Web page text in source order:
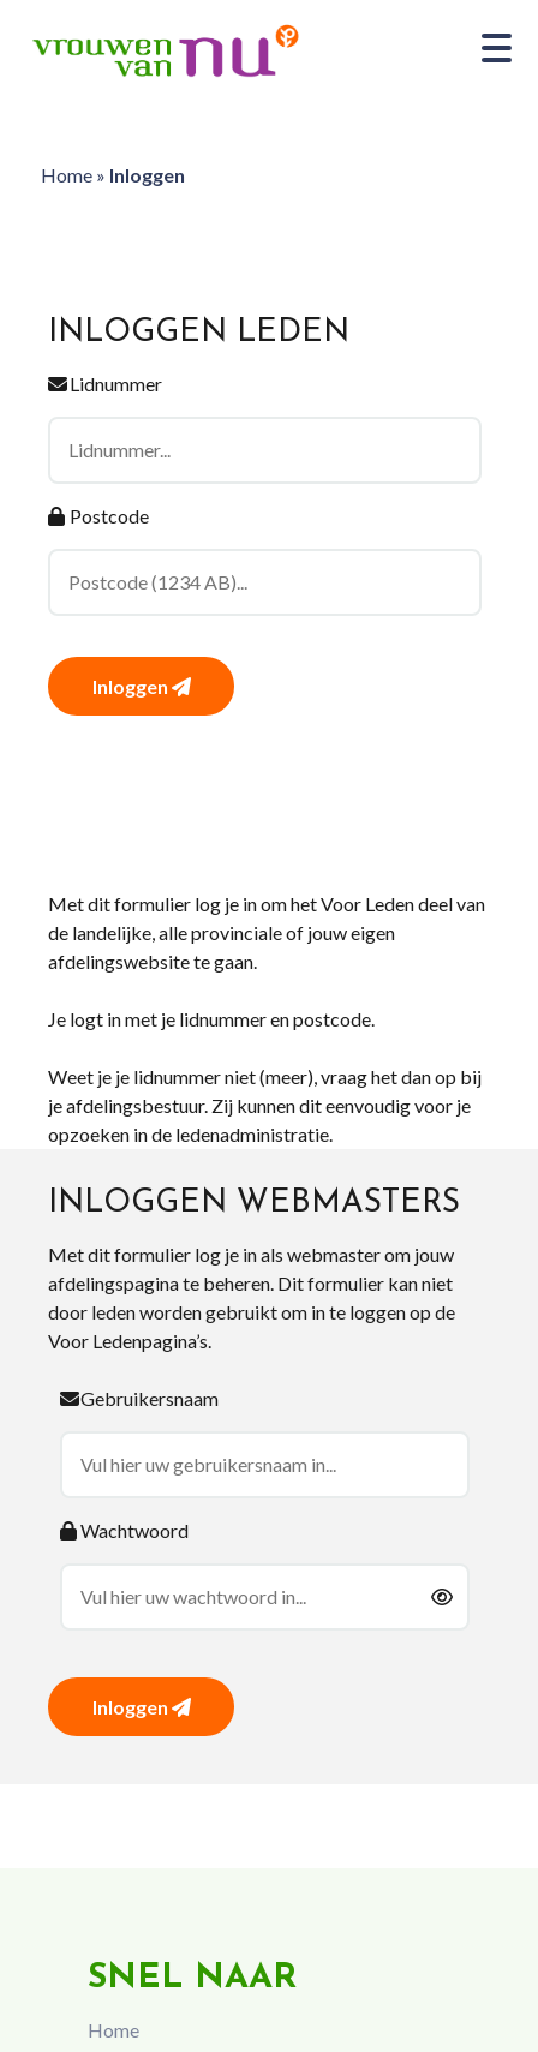
Home» Inloggen
INLOGGEN LEDEN
Lidnummer
Postcode
Inloggen
Met dit formulier log je in om het Voor Leden deel van
de landelijke, alle provinciale of jouw eigen
afdelingswebsite te gaan.
Je logt in met je lidnummer en postcode.
Weet je je lidnummer niet (meer), vraag het dan op bij
je afdelingsbestuur. Zij kunnen dit eenvoudig voor je
opzoeken in de ledenadministratie.
INLOGGEN WEBMASTERS
Met dit formulier log je in als webmaster om jouw
afdelingspagina te beheren. Dit formulier kan niet
door leden worden gebruikt om in te loggen op de
Voor Ledenpagina’s.
Gebruikersnaam
Wachtwoord
Inloggen
SNEL NAAR
Home